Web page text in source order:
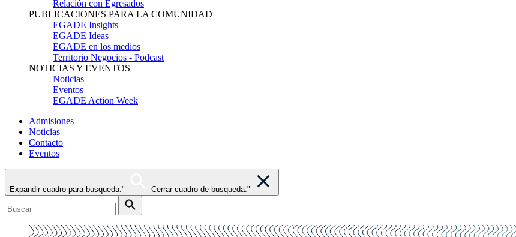
Relación con Egresados
PUBLICACIONES PARA LA COMUNIDAD
EGADE Insights
EGADE Ideas
EGADE en los medios
Territorio Negocios - Podcast
NOTICIAS Y EVENTOS
Noticias
Eventos
EGADE Action Week
Admisiones
Noticias
Contacto
Eventos
Expandir cuadro para busqueda." Cerrar cuadro de busqueda."